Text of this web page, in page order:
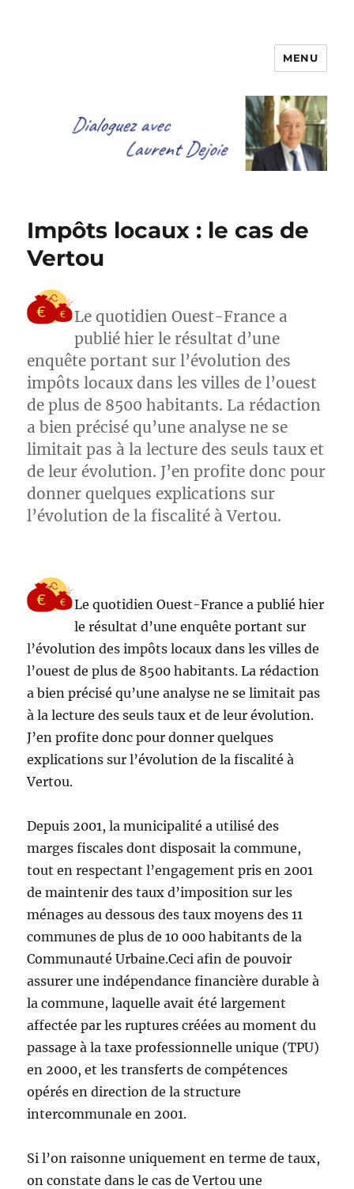
Dialoguez avec Laurent Dejoie
MENU
Impôts locaux : le cas de
Vertou
Le quotidien Ouest-France a
publié hier le résultat d’une
enquête portant sur l’évolution des
impôts locaux dans les villes de l’ouest
de plus de 8500 habitants. La rédaction
a bien précisé qu’une analyse ne se
limitait pas à la lecture des seuls taux et
de leur évolution. J’en profite donc pour
donner quelques explications sur
l’évolution de la fiscalité à Vertou.
Le quotidien Ouest-France a publié hier
le résultat d’une enquête portant sur
l’évolution des impôts locaux dans les villes de
l’ouest de plus de 8500 habitants. La rédaction
a bien précisé qu’une analyse ne se limitait pas
à la lecture des seuls taux et de leur évolution.
J’en profite donc pour donner quelques
explications sur l’évolution de la fiscalité à
Vertou.
Depuis 2001, la municipalité a utilisé des
marges fiscales dont disposait la commune,
tout en respectant l’engagement pris en 2001
de maintenir des taux d’imposition sur les
ménages au dessous des taux moyens des 11
communes de plus de 10 000 habitants de la
Communauté Urbaine.Ceci afin de pouvoir
assurer une indépendance financière durable à
la commune, laquelle avait été largement
affectée par les ruptures créées au moment du
passage à la taxe professionnelle unique (TPU)
en 2000, et les transferts de compétences
opérés en direction de la structure
intercommunale en 2001.
Si l’on raisonne uniquement en terme de taux,
on constate dans le cas de Vertou une